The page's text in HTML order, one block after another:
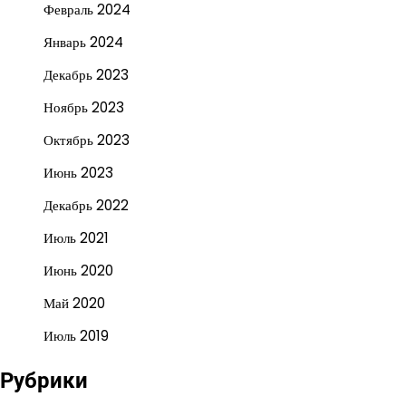
Февраль 2024
Январь 2024
Декабрь 2023
Ноябрь 2023
Октябрь 2023
Июнь 2023
Декабрь 2022
Июль 2021
Июнь 2020
Май 2020
Июль 2019
Рубрики